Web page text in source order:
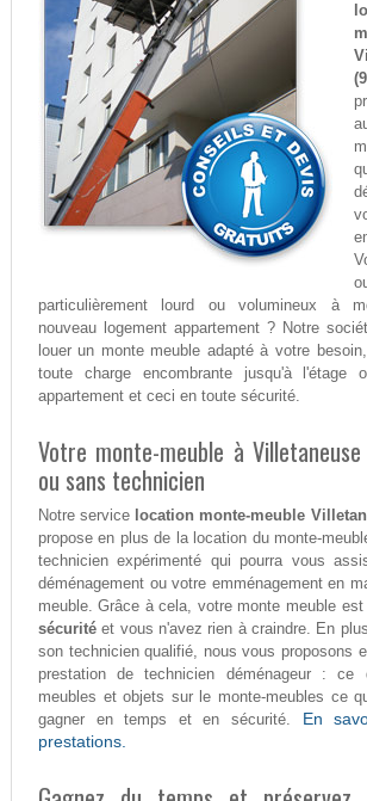
particulièrement lourd ou volumineux à
nouveau logement appartement ? Notre
louer un monte meuble adapté à votre
toute charge encombrante jusqu'à l'étage
appartement et ceci en toute sécurité.
Votre monte-meuble à
ou sans technicien
Notre service location monte-meuble
propose en plus de la location du monte-
technicien expérimenté qui pourra vous
déménagement ou votre emménagement en
meuble. Grâce à cela, votre monte meuble est
sécuritéet vous n'avez rien à craindre. En
son technicien qualifié, nous vous proposons
prestation de technicien déménageur : ce
meubles et objets sur le monte-meubles ce
gagner en temps et en sécurité. En
prestations.